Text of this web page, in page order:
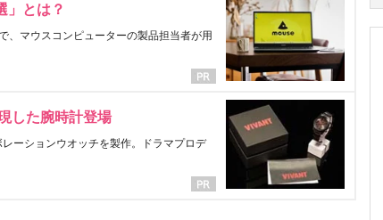
」とは？
、マウスコンピューターの製品担当者が用
した腕時計登場
ーションウオッチを製作。ドラマプロデ